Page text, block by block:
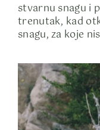
stvarnu snagu i
trenutak, kad
snagu, za koje